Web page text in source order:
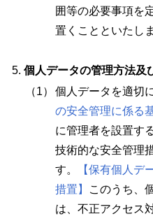
囲等の必要事項を
置くことといたし
個人データの管理方法及
（1）
個人データを適切
の安全管理に係る
に管理者を設置す
技術的な安全管理
す。
【保有個人デ
措置】 このうち、
は、不正アクセス